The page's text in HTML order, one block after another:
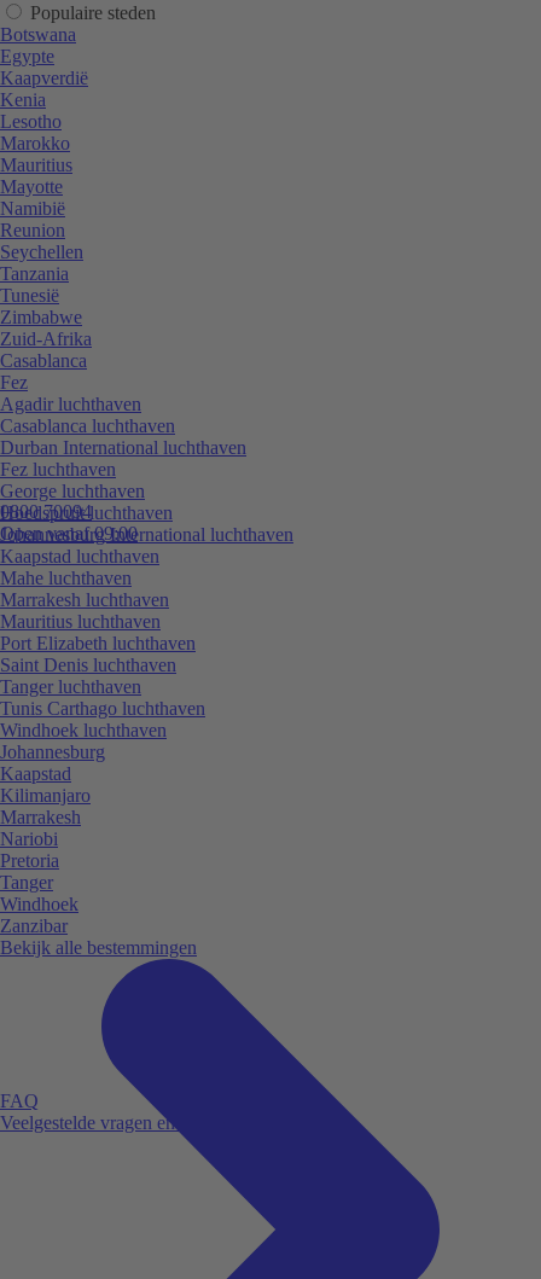
0800 70094
Open vanaf 09:00
FAQ
Veelgestelde vragen en antwoorden.
Populaire steden
Botswana
Egypte
Kaapverdië
Kenia
Lesotho
Marokko
Mauritius
Mayotte
Namibië
Reunion
Seychellen
Tanzania
Tunesië
Zimbabwe
Zuid-Afrika
Casablanca
Fez
Agadir luchthaven
Casablanca luchthaven
Durban International luchthaven
Fez luchthaven
George luchthaven
Hoedspruit luchthaven
Johannesburg International luchthaven
Kaapstad luchthaven
Mahe luchthaven
Marrakesh luchthaven
Mauritius luchthaven
Port Elizabeth luchthaven
Saint Denis luchthaven
Tanger luchthaven
Tunis Carthago luchthaven
Windhoek luchthaven
Johannesburg
Kaapstad
Kilimanjaro
Marrakesh
Nariobi
Pretoria
Tanger
Windhoek
Zanzibar
Bekijk alle bestemmingen